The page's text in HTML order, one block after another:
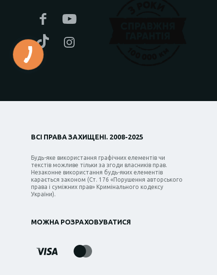
ВСІ ПРАВА ЗАХИЩЕНІ. 2008-2025
Будь-яке використання графічних елементів чи
текстів можливе тільки за згоди власників прав.
Незаконне використання будь-яких елементів
карається законом (Ст. 176 «Порушення авторського
права і суміжних прав» Кримінального кодексу
України).
МОЖНА РОЗРАХОВУВАТИСЯ